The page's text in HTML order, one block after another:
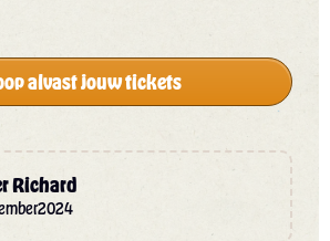
alvast jouw tickets
Richard
2024